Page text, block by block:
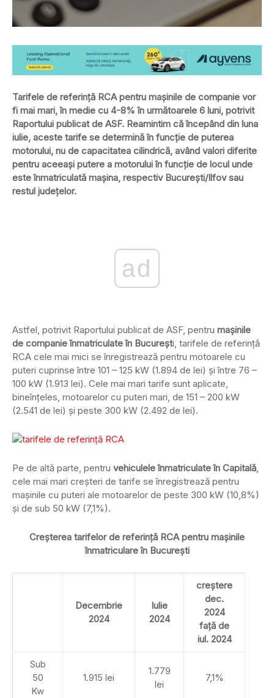
Tarifele de referință RCA pentru mașinile de companie vor
fi mai mari, în medie cu 4-8% în următoarele 6 luni, potrivit
Raportului publicat de ASF. Reamintim că începând din luna
iulie, aceste tarife se determină în funcție de puterea
motorului, nu de capacitatea cilindrică, având valori diferite
pentru aceeași putere a motorului în funcție de locul unde
este înmatriculată mașina, respectiv București/Ilfov sau
restul județelor.
ad
Astfel, potrivit Raportului publicat de ASF, pentru mașinile
de companie înmatriculate în București, tarifele de referință
RCA cele mai mici se înregistrează pentru motoarele cu
puteri cuprinse între 101 – 125 kW (1.894 de lei) și între 76 –
100 kW (1.913 lei). Cele mai mari tarife sunt aplicate,
bineînțeles, motoarelor cu puteri mari, de 151 – 200 kW
(2.541 de lei) și peste 300 kW (2.492 de lei).
Pe de altă parte, pentru vehiculele înmatriculate în Capitală,
cele mai mari creșteri de tarife se înregistrează pentru
mașinile cu puteri ale motoarelor de peste 300 kW (10,8%)
și de sub 50 kW (7,1%).
Creșterea tarifelor de referință RCA pentru mașinile
înmatriculare în București
Decembrie
2024
Iulie
2024
creștere
dec.
2024
față de
iul. 2024
Sub
50
Kw
1.915 lei
1.779
lei
7,1%